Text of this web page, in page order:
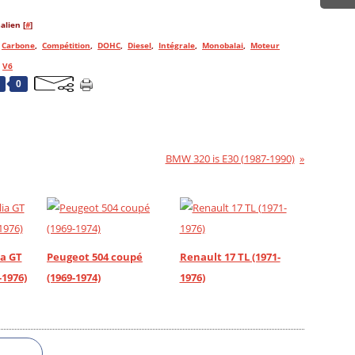
[#]
Carbone, Compétition, DOHC, Diesel, Intégrale, Monobalai, Moteur
V6
0
BMW 320 is E30 (1987-1990)
GT
Peugeot 504 coupé
(1969-1974)
Renault 17 TL (1971-
1976)